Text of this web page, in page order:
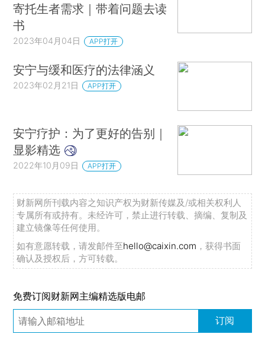
寄托生者需求｜带着问题去读
书
2023年04月04日 APP打开
安宁与缓和医疗的法律涵义
2023年02月21日 APP打开
安宁疗护：为了更好的告别｜
显影精选
2022年10月09日 APP打开
财新网所刊载内容之知识产权为财新传媒及/或相关权利人
专属所有或持有。未经许可，禁止进行转载、摘编、复制及
建立镜像等任何使用。
如有意愿转载，请发邮件至hello@caixin.com ，获得书面
确认及授权后，方可转载。
免费订阅财新网主编精选版电邮
订阅